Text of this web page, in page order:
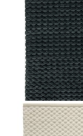
Vonios kilimėlis MAKS
105.00€249.00€
Pasirinkti savybes